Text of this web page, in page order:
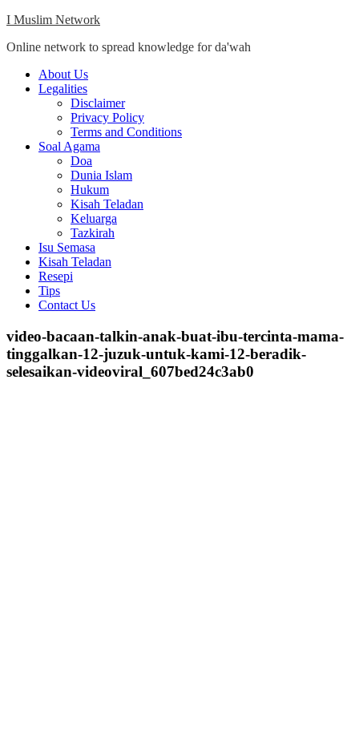
Skip
content
I Muslim Network
Online network to spread knowledge for da'wah
Close
Menu
About Us
Legalities
Disclaimer
Privacy Policy
Terms and Conditions
Soal Agama
Doa
Dunia Islam
Hukum
Kisah Teladan
Keluarga
Tazkirah
Isu Semasa
Kisah Teladan
Resepi
Tips
Contact Us
video-bacaan-talkin-anak-buat-ibu-tercinta-mama-
tinggalkan-12-juzuk-untuk-kami-12-beradik-
selesaikan-videoviral_607bed24c3ab0